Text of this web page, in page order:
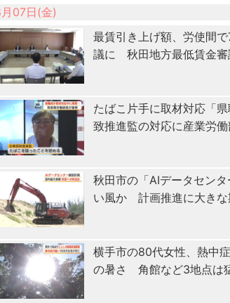
07日(金)
最賃引き上げ額、労使間
議に 秋田地方最低賃金審
たばこ片手に取材対応「
致推進監の対応に産業労
秋田市の「AIデータセン
い風か 計画推進に大きな
横手市の80代女性、熱中
の暑さ 角館など3地点は